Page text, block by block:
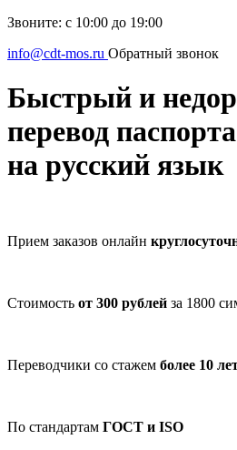
Звоните: с 10:00 до 19:00
info@cdt-mos.ru Обратный звонок
Быстрый и
перевод
на русский язык
Прием заказов онлайн
Стоимость от 300 рублей за 1800
Переводчики со стажем более 10
По стандартам ГОСТ и ISO